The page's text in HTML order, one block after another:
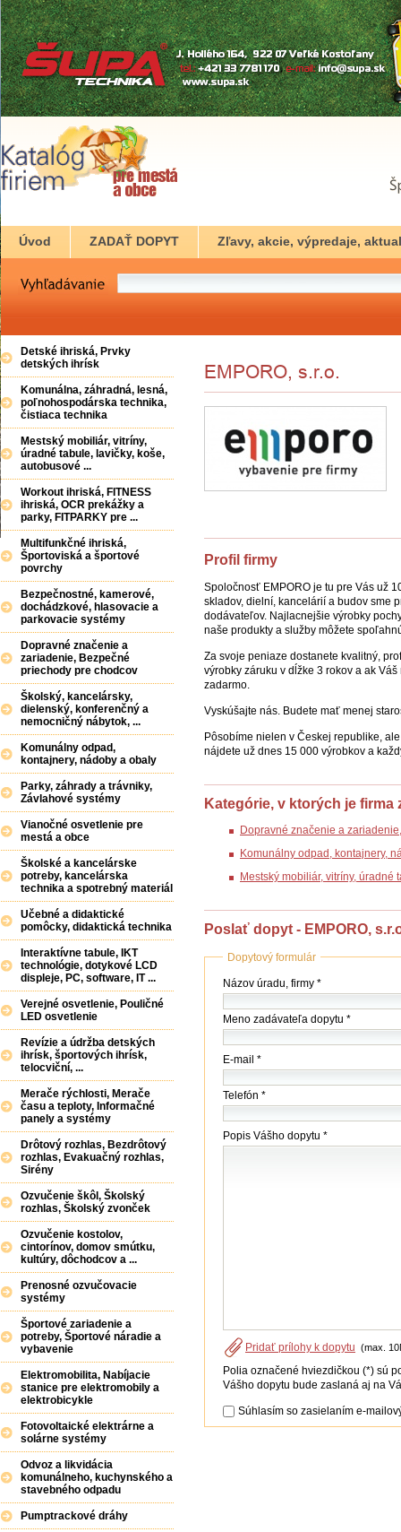
Úvod ZADAŤ DOPYT Zľavy, akcie, výpredaje,
Profil firmy
Spoločnosť EMPORO je tu pre Vás už
skladov, dielní, kancelárií a budov sme
dodávateľov. Najlacnejšie výrobky
naše produkty a služby môžete
Za svoje peniaze dostanete kvalitný,
výrobky záruku v dĺžke 3 rokov a ak
zadarmo.
Vyskúšajte nás. Budete mať menej
Pôsobíme nielen v Českej republike,
nájdete už dnes 15 000 výrobkov a
Kategórie, v ktorých je firma
Dopravné značenie a
Komunálny odpad, kontajnery,
Mestský mobiliár, vitríny, úradné
Poslať dopyt - EMPORO,
Dopytový formulár
Názov
(firmy
/
úradu)
Názov úradu, firmy *
Meno zadávateľa dopytu *
E-mail *
Telefón *
Popis Vášho dopytu *
Pridať prílohy k dopytu (max.
Polia označené hviezdičkou (*) sú
Vášho dopytu bude zaslaná aj na
Súhlasím so zasielaním e-
Detské ihriská, Prvky
detských ihrísk
Komunálna, záhradná, lesná,
poľnohospodárska technika,
čistiaca technika
Mestský mobiliár, vitríny,
úradné tabule, lavičky, koše,
autobusové ...
Workout ihriská, FITNESS
ihriská, OCR prekážky a
parky, FITPARKY pre ...
Multifunkčné ihriská,
Športoviská a športové
povrchy
Bezpečnostné, kamerové,
dochádzkové, hlasovacie a
parkovacie systémy
Dopravné značenie a
zariadenie, Bezpečné
priechody pre chodcov
Školský, kancelársky,
dielenský, konferenčný a
nemocničný nábytok, ...
Komunálny odpad,
kontajnery, nádoby a obaly
Parky, záhrady a trávniky,
Závlahové systémy
Vianočné osvetlenie pre
mestá a obce
Školské a kancelárske
potreby, kancelárska
technika a spotrebný materiál
Učebné a didaktické
pomôcky, didaktická technika
Interaktívne tabule, IKT
technológie, dotykové LCD
displeje, PC, software, IT ...
Verejné osvetlenie, Pouličné
LED osvetlenie
Revízie a údržba detských
ihrísk, športových ihrísk,
telocviční, ...
Merače rýchlosti, Merače
času a teploty, Informačné
panely a systémy
Drôtový rozhlas, Bezdrôtový
rozhlas, Evakuačný rozhlas,
Sirény
Ozvučenie škôl, Školský
rozhlas, Školský zvonček
Ozvučenie kostolov,
cintorínov, domov smútku,
kultúry, dôchodcov a ...
Prenosné ozvučovacie
systémy
Športové zariadenie a
potreby, Športové náradie a
vybavenie
Elektromobilita, Nabíjacie
stanice pre elektromobily a
elektrobicykle
Fotovoltaické elektrárne a
solárne systémy
Odvoz a likvidácia
komunálneho, kuchynského a
stavebného odpadu
Pumptrackové dráhy